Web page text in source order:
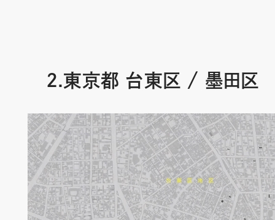
2.東京都 台東区 / 墨田区